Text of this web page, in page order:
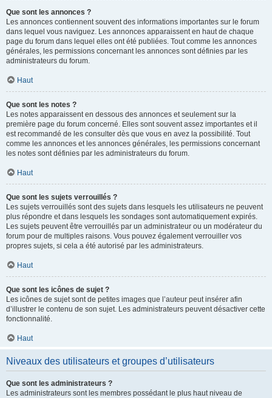
Que sont les annonces ?
Les annonces contiennent souvent des informations importantes sur le forum
dans lequel vous naviguez. Les annonces apparaissent en haut de chaque
page du forum dans lequel elles ont été publiées. Tout comme les annonces
générales, les permissions concernant les annonces sont définies par les
administrateurs du forum.
Haut
Que sont les notes ?
Les notes apparaissent en dessous des annonces et seulement sur la
première page du forum concerné. Elles sont souvent assez importantes et il
est recommandé de les consulter dès que vous en avez la possibilité. Tout
comme les annonces et les annonces générales, les permissions concernant
les notes sont définies par les administrateurs du forum.
Haut
Que sont les sujets verrouillés ?
Les sujets verrouillés sont des sujets dans lesquels les utilisateurs ne peuvent
plus répondre et dans lesquels les sondages sont automatiquement expirés.
Les sujets peuvent être verrouillés par un administrateur ou un modérateur du
forum pour de multiples raisons. Vous pouvez également verrouiller vos
propres sujets, si cela a été autorisé par les administrateurs.
Haut
Que sont les icônes de sujet ?
Les icônes de sujet sont de petites images que l’auteur peut insérer afin
d’illustrer le contenu de son sujet. Les administrateurs peuvent désactiver cette
fonctionnalité.
Haut
Niveaux des utilisateurs et groupes d’utilisateurs
Que sont les administrateurs ?
Les administrateurs sont les membres possédant le plus haut niveau de